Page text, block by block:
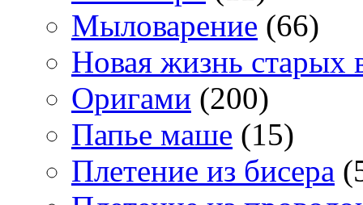
Мыловарение (66)
Новая жизнь старых
Оригами (200)
Папье маше (15)
Плетение из бисера